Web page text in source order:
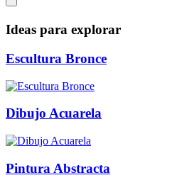
Ideas para explorar
Escultura Bronce
Dibujo Acuarela
Pintura Abstracta